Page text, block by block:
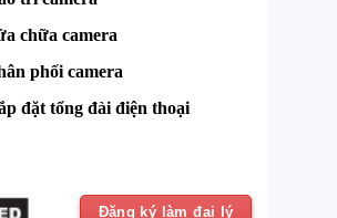
chữa camera
phối camera
đặt tổng đài điện thoại
Đăng ký làm đại lý